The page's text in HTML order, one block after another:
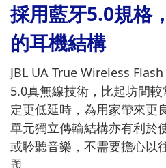
採用藍牙5.0規格
的耳機結構
JBL UA True Wireless
5.0真無線技術，比起坊間
定更低延時，為用家帶來更
單元獨立傳輸結構亦有利於
或聆聽音樂，不需要擔心以
題。